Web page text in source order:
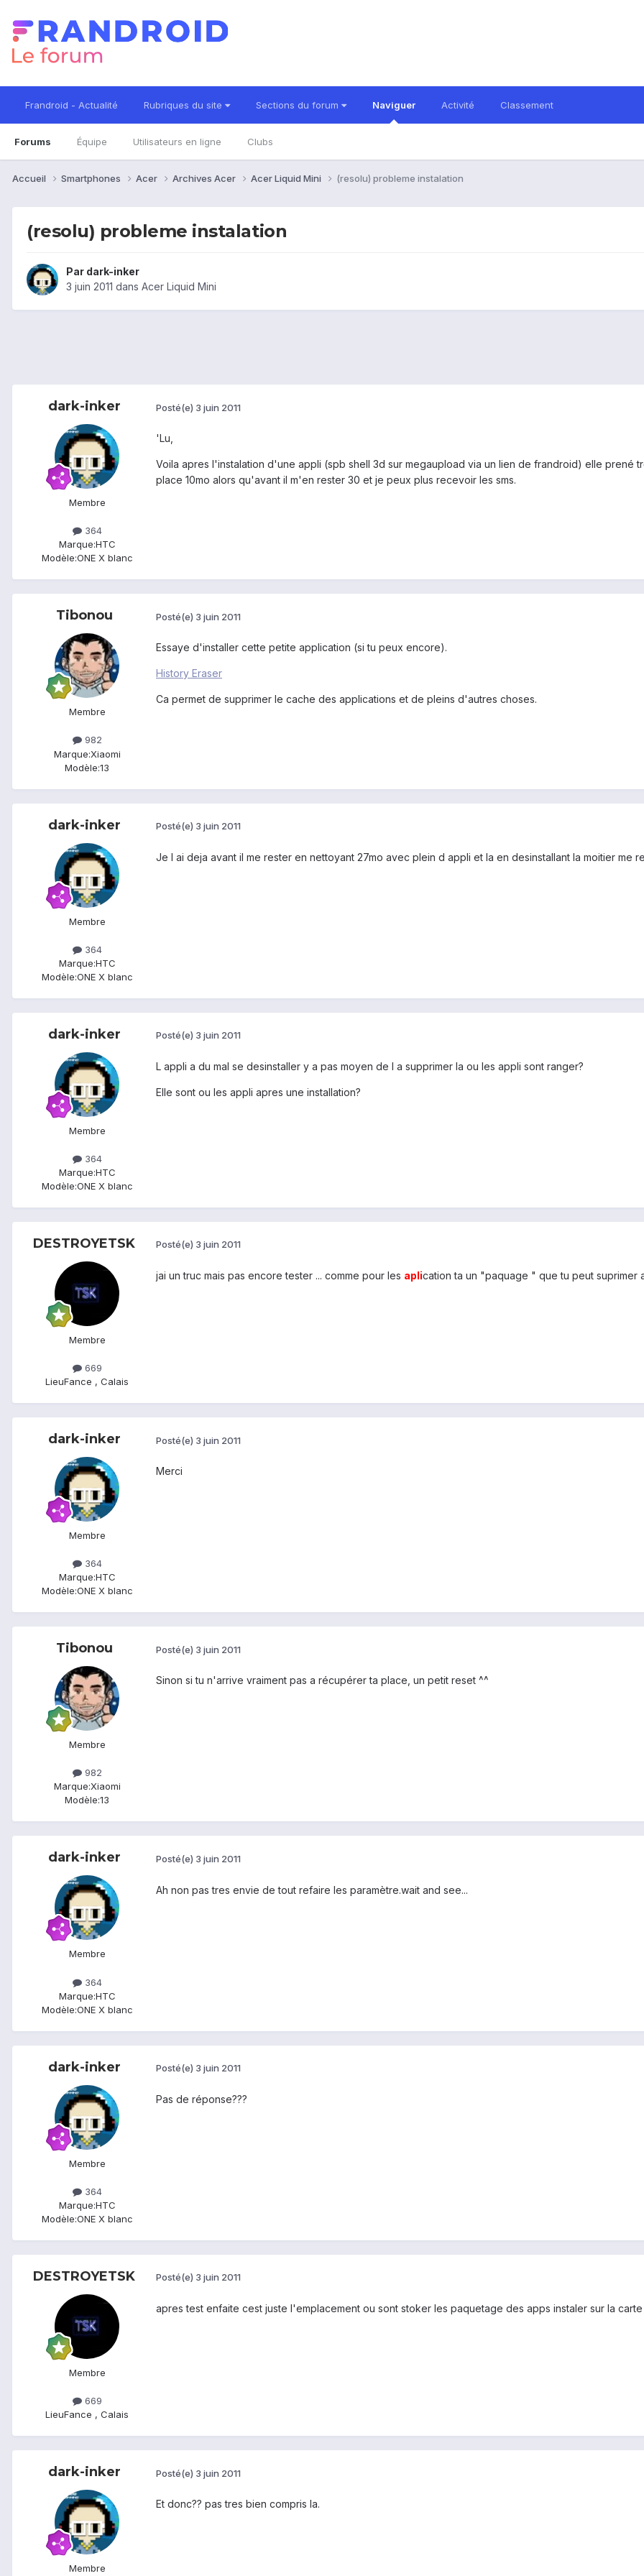
Frandroid - Actualité Rubriques du site Sections du forum Naviguer
Forums Équipe Utilisateurs en ligne Clubs
Activité Classement
Accueil Smartphones Acer Archives Acer Acer Liquid Mini (resolu) probleme instalation
(resolu) probleme instalation
Par dark-inker
3 juin 2011 dans Acer Liquid Mini
dark-inker
Membre
364
Marque:HTC
Modèle:ONE X blanc
Posté(e) 3 juin 2011
'Lu,
Voila apres l'instalation d'une appli (spb shell 3d sur megaupload via un lien de frandroid) elle prené
place 10mo alors qu'avant il m'en rester 30 et je peux plus recevoir les sms.
Tibonou
Membre
982
Marque:Xiaomi
Modèle:13
Posté(e) 3 juin 2011
Essaye d'installer cette petite application (si tu peux encore).
History Eraser
Ca permet de supprimer le cache des applications et de pleins d'autres choses.
dark-inker
Membre
364
Marque:HTC
Modèle:ONE X blanc
Posté(e) 3 juin 2011
Je l ai deja avant il me rester en nettoyant 27mo avec plein d appli et la en desinstallant la moitier me
dark-inker
Membre
364
Marque:HTC
Modèle:ONE X blanc
Posté(e) 3 juin 2011
L appli a du mal se desinstaller y a pas moyen de l a supprimer la ou les appli sont ranger?
Elle sont ou les appli apres une installation?
DESTROYETSK
Membre
669
LieuFance , Calais
Posté(e) 3 juin 2011
jai un truc mais pas encore tester ... comme pour les aplication ta un "paquage " que tu peut suprimer
dark-inker
Membre
364
Marque:HTC
Modèle:ONE X blanc
Posté(e) 3 juin 2011
Merci
Tibonou
Membre
982
Marque:Xiaomi
Modèle:13
Posté(e) 3 juin 2011
Sinon si tu n'arrive vraiment pas a récupérer ta place, un petit reset ^^
dark-inker
Membre
364
Marque:HTC
Modèle:ONE X blanc
Posté(e) 3 juin 2011
Ah non pas tres envie de tout refaire les paramètre.wait and see...
dark-inker
Membre
364
Marque:HTC
Modèle:ONE X blanc
Posté(e) 3 juin 2011
Pas de réponse???
DESTROYETSK
Membre
669
LieuFance , Calais
Posté(e) 3 juin 2011
apres test enfaite cest juste l'emplacement ou sont stoker les paquetage des apps instaler sur la carte
dark-inker
Membre
Posté(e) 3 juin 2011
Et donc?? pas tres bien compris la.